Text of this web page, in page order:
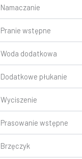
Namaczanie
Pranie wstępne
Woda dodatkowa
Dodatkowe płukanie
Wyciszenie
Prasowanie wstępne
Brzęczyk